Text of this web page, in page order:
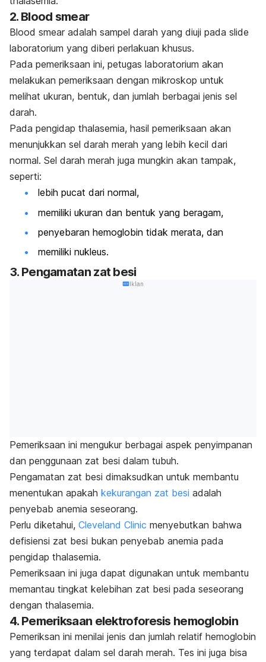
2. Blood smear
Blood smear adalah sampel darah yang diuji pada slide
laboratorium yang diberi perlakuan khusus.
Pada pemeriksaan ini, petugas laboratorium akan
melakukan pemeriksaan dengan mikroskop untuk
melihat ukuran, bentuk, dan jumlah berbagai jenis sel
darah.
Pada pengidap thalasemia, hasil pemeriksaan akan
menunjukkan sel darah merah yang lebih kecil dari
normal. Sel darah merah juga mungkin akan tampak,
seperti:
lebih pucat dari normal,
memiliki ukuran dan bentuk yang beragam,
penyebaran hemoglobin tidak merata, dan
memiliki nukleus.
3. Pengamatan zat besi
Iklan
Pemeriksaan ini mengukur berbagai aspek penyimpanan
dan penggunaan zat besi dalam tubuh.
Pengamatan zat besi dimaksudkan untuk membantu
menentukan apakah kekurangan zat besi adalah
penyebab anemia seseorang.
Perlu diketahui, Cleveland Clinic menyebutkan bahwa
defisiensi zat besi bukan penyebab anemia pada
pengidap thalasemia.
Pemeriksaan ini juga dapat digunakan untuk membantu
memantau tingkat kelebihan zat besi pada seseorang
dengan thalasemia.
4. Pemeriksaan elektroforesis hemoglobin
Pemeriksan ini menilai jenis dan jumlah relatif hemoglobin
yang terdapat dalam sel darah merah. Tes ini juga bisa